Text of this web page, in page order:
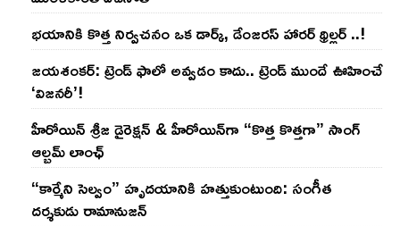
భయానికి కొత్త నిర్వచనం ఒక డార్క్, డేంజరస్ హారర్ థ్రిల్లర్ ..!
జయశంకర్: ట్రెండ్‌ ఫాలో అవ్వడం కాదు.. ట్రెండ్‌ ముందే ఊహించే
‘విజనరీ’!
హీరోయిన్ శ్రీజ డైరెక్ష‌న్ & హీరోయిన్‌గా “కొత్త కొత్తగా” సాంగ్
ఆల్బమ్ లాంఛ్
“కార్మేని సెల్వం” హృదయానికి హత్తుకుంటుంది: సంగీత
దర్శకుడు రామానుజన్